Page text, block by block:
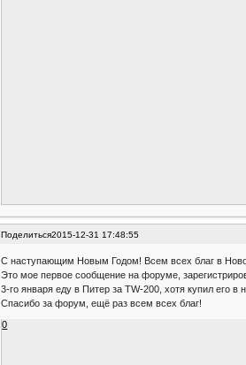
Поделиться2015-12-31 17:48:55
С наступающим Новым Годом! Всем всех благ в
Это мое первое сообщение на форуме,
3-го января еду в Питер за TW-200, хотя купил его
Спасибо за форум, ещё раз всем всех благ!
0